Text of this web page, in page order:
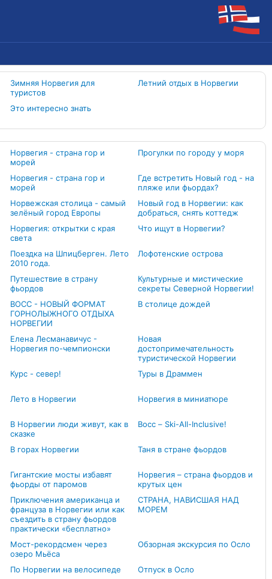
Зимняя Норвегия для
туристов
Летний отдых в Норвегии
Это интересно знать
Норвегия - страна гор и
морей
Прогулки по городу у моря
Норвегия - страна гор и
морей
Где встретить Новый год - на
пляже или фьордах?
Норвежская столица - самый
зелёный город Европы
Новый год в Норвегии: как
добраться, снять коттедж
Норвегия: открытки с края
света
Что ищут в Норвегии?
Поездка на Шпицберген. Лето
2010 года.
Лофотенские острова
Путешествие в страну
фьордов
Культурные и мистические
секреты Северной Норвегии!
ВОСС - НОВЫЙ ФОРМАТ
ГОРНОЛЫЖНОГО ОТДЫХА
НОРВЕГИИ
В столице дождей
Елена Лесманавичус -
Норвегия по-чемпионски
Новая
достопримечательность
туристической Норвегии
Курс - север! Туры в Драммен
Лето в Норвегии Норвегия в миниатюре
В Норвегии люди живут, как в
сказке
Восс – Ski-All-Inclusive!
В горах Норвегии Таня в стране фьордов
Гигантские мосты избавят
фьорды от паромов
Норвегия – страна фьордов и
крутых цен
Приключения американца и
француза в Норвегии или как
съездить в страну фьордов
практически «бесплатно»
СТРАНА, НАВИСШАЯ НАД
МОРЕМ
Мост-рекордсмен через
озеро Мьёса
Обзорная экскурсия по Осло
По Норвегии на велосипеде Отпуск в Осло